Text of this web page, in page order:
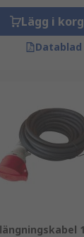
Lägg i
Datablad